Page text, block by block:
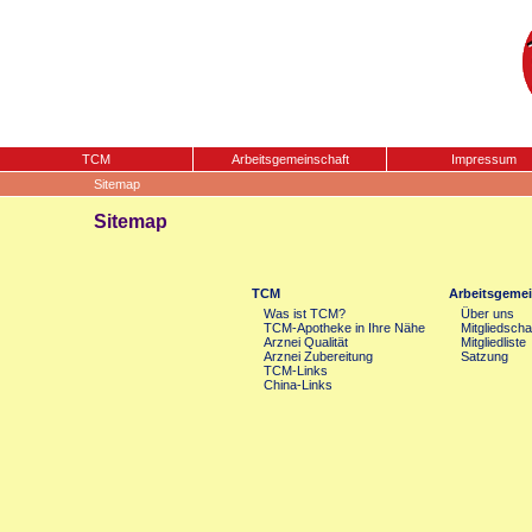
TCM Arbeitsgemeinschaft
Impressum
Sitemap
Sitemap
TCM
Was ist TCM?
TCM-Apotheke in Ihre Nähe
Arznei Qualität
Arznei Zubereitung
TCM-Links
China-Links
Über uns
Mitgliedliste
Satzung